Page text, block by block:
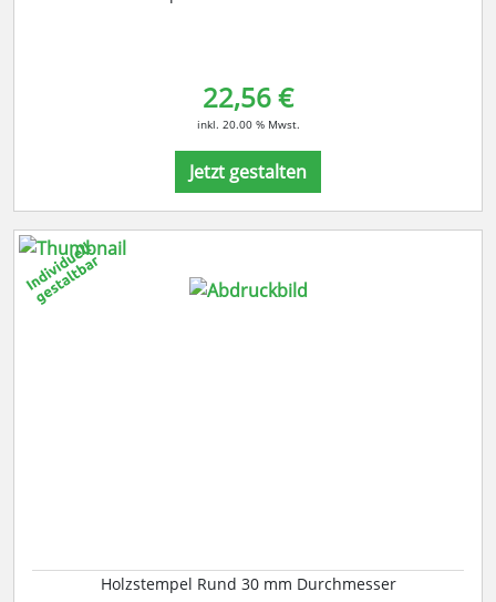
22,56 €
inkl. 20.00 % Mwst.
Jetzt gestalten
Holzstempel Rund 30 mm Durchmesser